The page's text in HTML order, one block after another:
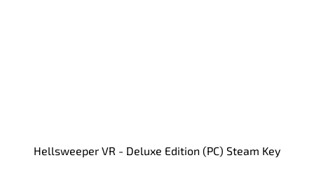
Hellsweeper VR - Deluxe Edition (PC) Steam Key